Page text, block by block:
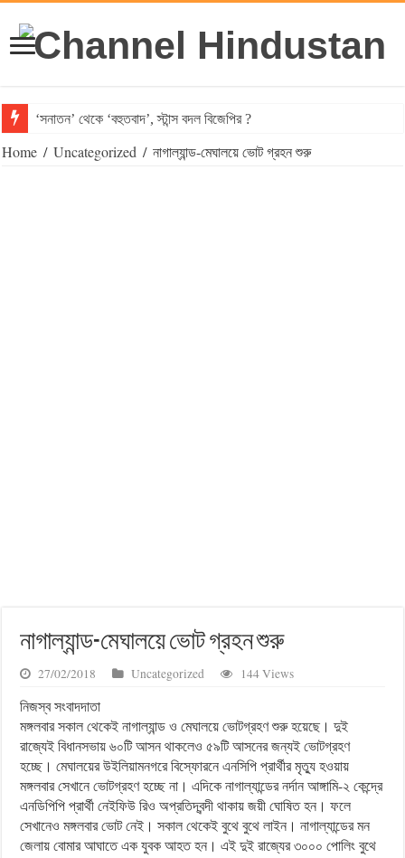
‘সনাতন’ থেকে ‘বহুতবাদ’, স্টান্স বদল বিজেপির ?
Home / Uncategorized / নাগাল্যান্ড-মেঘালয়ে ভোট গ্রহন শুরু
নাগাল্যান্ড-মেঘালয়ে ভোট গ্রহন শুরু
27/02/2018 Uncategorized 144 Views
নিজস্ব সংবাদদাতা
মঙ্গলবার সকাল থেকেই নাগাল্যান্ড ও মেঘালয়ে ভোটগ্রহণ শুরু হয়েছে। দুই
রাজ্যেই বিধানসভায় ৬০টি আসন থাকলেও ৫৯টি আসনের জন্যই ভোটগ্রহণ
হচ্ছে। মেঘালয়ের উইলিয়ামনগরে বিস্ফোরনে এনসিপি প্রার্থীর মৃত্যু হওয়ায়
মঙ্গলবার সেখানে ভোটগ্রহণ হচ্ছে না। এদিকে নাগাল্যান্ডের নর্দান আঙ্গামি-২ কেন্দ্রে
এনডিপিপি প্রার্থী নেইফিউ রিও অপ্রতিদ্বন্দী থাকায় জয়ী ঘোষিত হন। ফলে
সেখানেও মঙ্গলবার ভোট নেই। সকাল থেকেই বুথে বুথে লাইন। নাগাল্যান্ডের মন
জেলায় বোমার আঘাতে এক যুবক আহত হন। এই দুই রাজ্যের ৩০০০ পোলিং বুথে